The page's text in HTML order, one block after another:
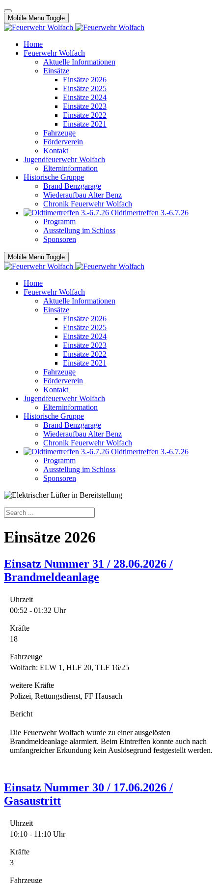
Mobile Menu Toggle
Home
Feuerwehr Wolfach
Aktuelle Informationen
Einsätze
Einsätze 2026
Einsätze 2025
Einsätze 2024
Einsätze 2023
Einsätze 2022
Einsätze 2021
Fahrzeuge
Förderverein
Kontakt
Jugendfeuerwehr Wolfach
Elterninformation
Historische Gruppe
Brand Benzgarage
Wiederaufbau Alter Benz
Chronik Feuerwehr Wolfach
Oldtimertreffen 3.-6.7.26
Programm
Ausstellung im Schloss
Sponsoren
Mobile Menu Toggle
Home
Feuerwehr Wolfach
Aktuelle Informationen
Einsätze
Einsätze 2026
Einsätze 2025
Einsätze 2024
Einsätze 2023
Einsätze 2022
Einsätze 2021
Fahrzeuge
Förderverein
Kontakt
Jugendfeuerwehr Wolfach
Elterninformation
Historische Gruppe
Brand Benzgarage
Wiederaufbau Alter Benz
Chronik Feuerwehr Wolfach
Oldtimertreffen 3.-6.7.26
Programm
Ausstellung im Schloss
Sponsoren
Einsätze 2026
Einsatz Nummer 31 / 28.06.2026 /
Brandmeldeanlage
Uhrzeit
00:52 - 01:32 Uhr
Kräfte
18
Fahrzeuge
Wolfach: ELW 1, HLF 20, TLF 16/25
weitere Kräfte
Polizei, Rettungsdienst, FF Hausach
Bericht
Die Feuerwehr Wolfach wurde zu einer ausgelösten
Brandmeldeanlage alarmiert. Beim Eintreffen konnte auch nach
umfangreicher Erkundung kein Auslösegrund festgestellt werden.
Einsatz Nummer 30 / 17.06.2026 /
Gasaustritt
Uhrzeit
10:10 - 11:10 Uhr
Kräfte
3
Fahrzeuge